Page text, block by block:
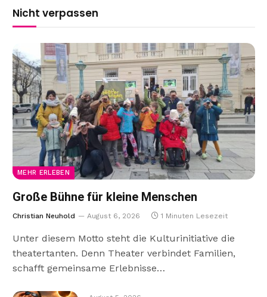
Nicht verpassen
MEHR ERLEBEN
Große Bühne für kleine Menschen
Christian Neuhold August 6, 2026 1 Minuten Lesezeit
Unter diesem Motto steht die Kulturinitiative die
theatertanten. Denn Theater verbindet Familien,
schafft gemeinsame Erlebnisse…